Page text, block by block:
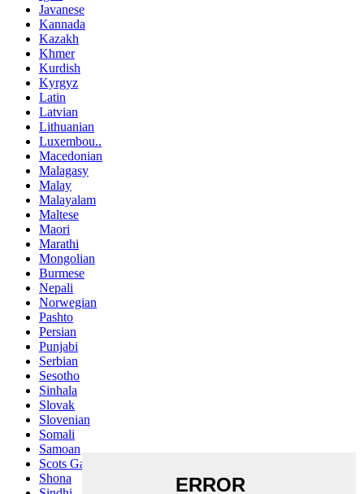
Javanese
Kannada
Kazakh
Khmer
Kurdish
Kyrgyz
Latin
Latvian
Lithuanian
Luxembou..
Macedonian
Malagasy
Malay
Malayalam
Maltese
Maori
Marathi
Mongolian
Burmese
Nepali
Norwegian
Pashto
Persian
Punjabi
Serbian
Sesotho
Sinhala
Slovak
Slovenian
Somali
Samoan
Scots Gaelic
Shona